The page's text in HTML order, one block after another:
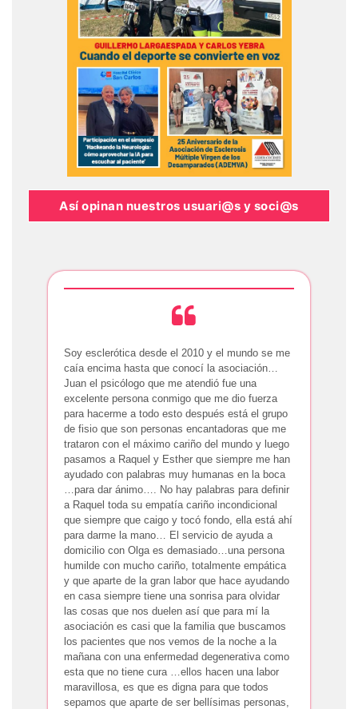
Así opinan nuestros usuari@s y soci@s
Soy esclerótica desde el 2010 y el mundo se me
caía encima hasta que conocí la asociación…
Juan el psicólogo que me atendió fue una
excelente persona conmigo que me dio fuerza
para hacerme a todo esto después está el grupo
de fisio que son personas encantadoras que me
trataron con el máximo cariño del mundo y luego
pasamos a Raquel y Esther que siempre me han
ayudado con palabras muy humanas en la boca
…para dar ánimo…. No hay palabras para definir
a Raquel toda su empatía cariño incondicional
que siempre que caigo y tocó fondo, ella está ahí
para darme la mano… El servicio de ayuda a
domicilio con Olga es demasiado…una persona
humilde con mucho cariño, totalmente empática
y que aparte de la gran labor que hace ayudando
en casa siempre tiene una sonrisa para olvidar
las cosas que nos duelen así que para mí la
asociación es casi que la familia que buscamos
los pacientes que nos vemos de la noche a la
mañana con una enfermedad degenerativa como
esta que no tiene cura …ellos hacen una labor
maravillosa, es que es digna para que todos
sepamos que aparte de ser bellísimas personas,